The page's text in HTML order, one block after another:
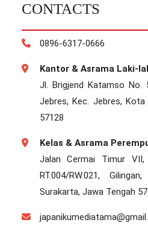
CONTACTS
0896-6317-0666
Kantor & Asrama Laki-
Jl. Brigjend Katamso No.
Jebres, Kec. Jebres,
57128
Kelas & Asrama
Jalan Cermai Timur
RT.004/RW.021,
Surakarta, Jawa Tengah